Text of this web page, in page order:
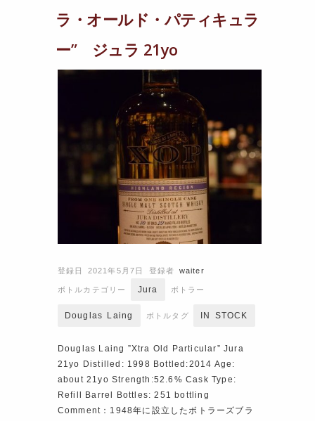
ラ・オールド・パティキュラ
ー” ジュラ 21yo
登録日 2021年5月7日 登録者 waiter
ボトルカテゴリー Jura ボトラー
Douglas Laing ボトルタグ IN STOCK
Douglas Laing ”Xtra Old Particular” Jura
21yo Distilled: 1998 Bottled:2014 Age:
about 21yo Strength:52.6% Cask Type:
Refill Barrel Bottles: 251 bottling
Comment：1948年に設立したボトラーズブラ